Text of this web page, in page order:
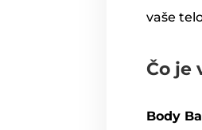
vaše
Čo je
Body